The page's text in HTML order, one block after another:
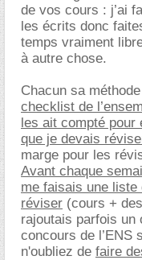
de vos cours : j’ai
les écrits donc
temps vraiment
à autre chose.
Chacun sa
checklist de
les ait compté pour
que je devais
marge pour les
Avant chaque
me faisais une
réviser (cours +
rajoutais parfois un
concours de l’ENS
n'oubliez de faire